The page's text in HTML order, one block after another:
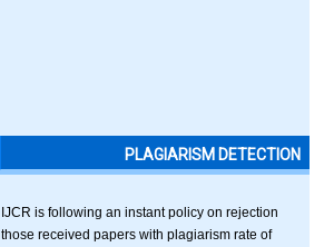
PLAGIARISM DETECTION
IJCR is following an instant policy on rejection
those received papers with plagiarism rate of